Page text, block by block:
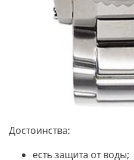
Достоинства:
есть защита от воды;